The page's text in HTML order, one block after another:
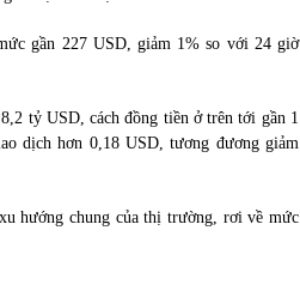
gần 227 USD, giảm 1% so với 24 giờ
tỷ USD, cách đồng tiền ở trên tới gần 1
dịch hơn 0,18 USD, tương đương giảm
hướng chung của thị trường, rơi về mức